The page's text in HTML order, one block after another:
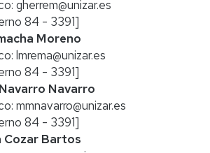
gherrem@unizar.es
84 - 3391]
Moreno
lmrema@unizar.es
84 - 3391]
Navarro
mmnavarro@unizar.es
84 - 3391]
Cozar Bartos